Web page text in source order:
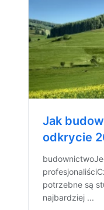
Jak
odkrycie
potrzebne są
najbardziej ...